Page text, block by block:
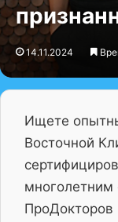
14.11.2024
Ищете
Восточной
ПроДокторов